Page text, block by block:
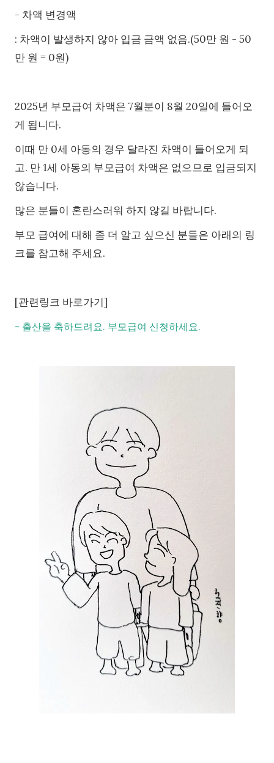
- 차액 변경액
: 차액이 발생하지 않아 입금 금액 없음.(50만 원 - 50
만 원 = 0원)
2025년 부모급여 차액은 7월분이 8월 20일에 들어오
게 됩니다.
이때 만 0세 아동의 경우 달라진 차액이 들어오게 되
고. 만 1세 아동의 부모급여 차액은 없으므로 입금되지
않습니다.
많은 분들이 혼란스러워 하지 않길 바랍니다.
부모 급여에 대해 좀 더 알고 싶으신 분들은 아래의 링
크를 참고해 주세요.
[관련링크 바로가기]
- 출산을 축하드려요. 부모급여 신청하세요.